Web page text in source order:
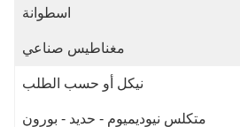
اسطوانة
مغناطيس صناعي
نيكل أو حسب الطلب
متكلس نيوديميوم - حديد - بورون